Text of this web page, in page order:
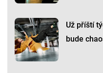
Už příští
bude